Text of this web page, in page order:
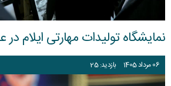
نمایشگاه تولیدات مهارتی ایلام
06مرداد1405 بازدید: 25